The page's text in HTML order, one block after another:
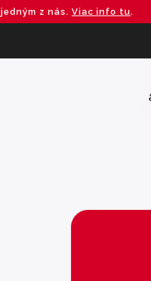
z nás. Viac info tu.